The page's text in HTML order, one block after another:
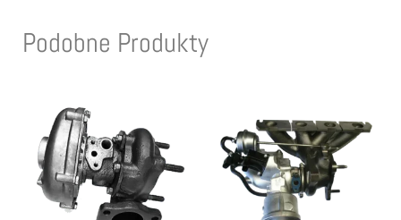
Podobne Produkty